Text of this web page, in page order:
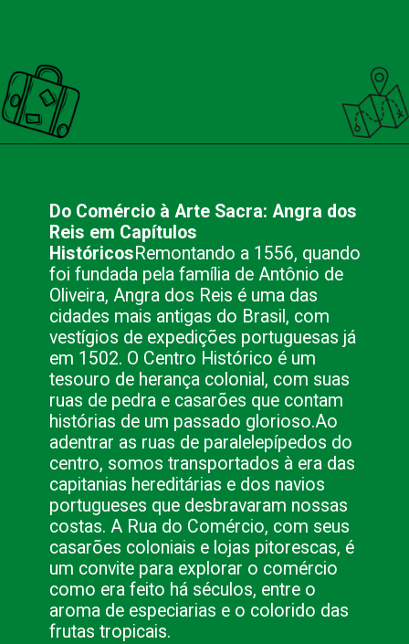
Do Comércio à Arte Sacra: Angra dos
Reis em Capítulos
HistóricosRemontando a 1556, quando
foi fundada pela família de Antônio de
Oliveira, Angra dos Reis é uma das
cidades mais antigas do Brasil, com
vestígios de expedições portuguesas já
em 1502. O Centro Histórico é um
tesouro de herança colonial, com suas
ruas de pedra e casarões que contam
histórias de um passado glorioso.Ao
adentrar as ruas de paralelepípedos do
centro, somos transportados à era das
capitanias hereditárias e dos navios
portugueses que desbravaram nossas
costas. A Rua do Comércio, com seus
casarões coloniais e lojas pitorescas, é
um convite para explorar o comércio
como era feito há séculos, entre o
aroma de especiarias e o colorido das
frutas tropicais.